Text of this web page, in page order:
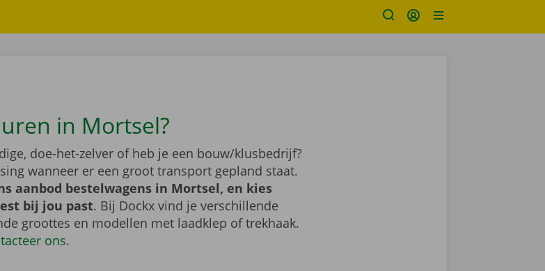
in Mortsel?
doe-het-zelver of heb je een bouw/klusbedrijf?
wanneer er een groot transport gepland staat.
aanbod bestelwagens in Mortsel, en kies
bij jou past. Bij Dockx vind je verschillende
groottes en modellen met laadklep of trekhaak.
ons.